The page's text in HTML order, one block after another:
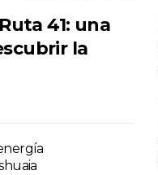
41: una
la